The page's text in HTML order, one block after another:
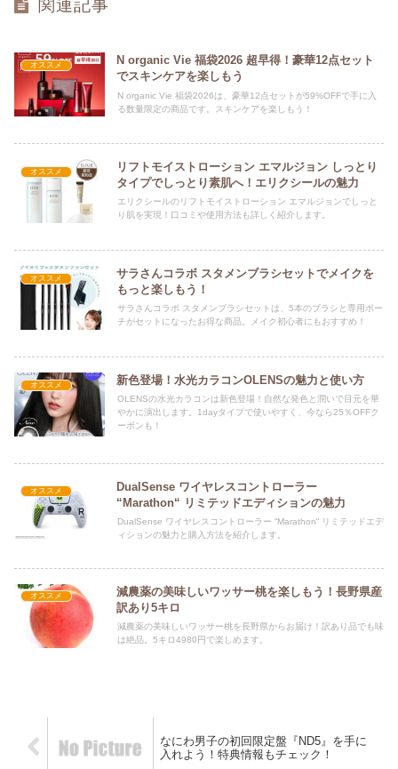
関連記事
オススメ
N organic Vie 福袋2026 超早得！豪華12点セット
でスキンケアを楽しもう
N organic Vie 福袋2026は、豪華12点セットが59%OFFで手に入
る数量限定の商品です。スキンケアを楽しもう！
オススメ
リフトモイストローション エマルジョン しっとり
タイプでしっとり素肌へ！エリクシールの魅力
エリクシールのリフトモイストローション エマルジョンでしっと
り肌を実現！口コミや使用方法も詳しく紹介します。
オススメ
サラさんコラボ スタメンブラシセットでメイクを
もっと楽しもう！
サラさんコラボ スタメンブラシセットは、5本のブラシと専用ポー
チがセットになったお得な商品。メイク初心者にもおすすめ！
オススメ 新色登場！水光カラコンOLENSの魅力と使い方
OLENSの水光カラコンは新色登場！自然な発色と潤いで目元を華
やかに演出します。1dayタイプで使いやすく、今なら25％OFFク
ーポンも！
オススメ
DualSense ワイヤレスコントローラー
“Marathon“ リミテッドエディションの魅力
DualSense ワイヤレスコントローラー “Marathon“ リミテッドエデ
ィションの魅力と購入方法を紹介します。
オススメ
減農薬の美味しいワッサー桃を楽しもう！長野県産
訳あり5キロ
減農薬の美味しいワッサー桃を長野県からお届け！訳あり品でも味
は絶品。5キロ4980円で楽しめます。
なにわ男子の初回限定盤『ND5』を手に
入れよう！特典情報もチェック！